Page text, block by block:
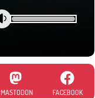
MASTODON FACEBOOK